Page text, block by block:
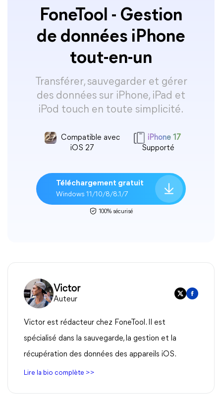
FoneTool - Gestion
de données iPhone
tout-en-un
Transférer, sauvegarder et gérer
des données sur iPhone, iPad et
iPod touch en toute simplicité.
Compatible avec
iOS 27
iPhone 17
Supporté
Téléchargement gratuit
Windows 11/10/8/8.1/7
100% sécurisé
Victor
Auteur
Victor est rédacteur chez FoneTool. Il est
spécialisé dans la sauvegarde, la gestion et la
récupération des données des appareils iOS.
Lire la bio complète >>